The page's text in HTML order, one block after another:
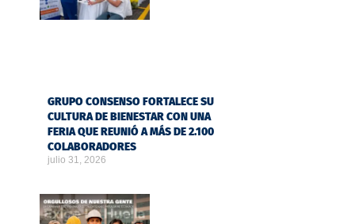
GRUPO CONSENSO FORTALECE SU
CULTURA DE BIENESTAR CON UNA
FERIA QUE REUNIÓ A MÁS DE 2.100
COLABORADORES
julio 31, 2026